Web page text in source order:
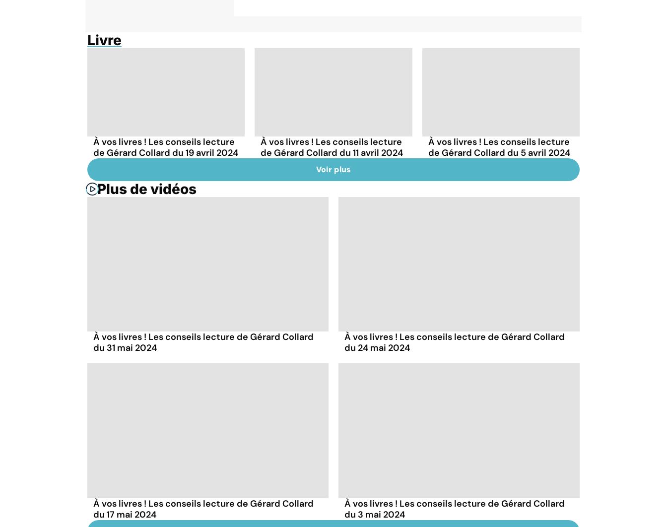
Livre
À vos livres ! Les conseils lecture
de Gérard Collard du 19 avril 2024
À vos livres ! Les conseils lecture
de Gérard Collard du 11 avril 2024
À vos livres ! Les conseils lecture
de Gérard Collard du 5 avril 2024
Voir plus
Plus de vidéos
À vos livres ! Les conseils lecture de Gérard Collard
du 31 mai 2024
À vos livres ! Les conseils lecture de Gérard Collard
du 24 mai 2024
À vos livres ! Les conseils lecture de Gérard Collard
du 17 mai 2024
À vos livres ! Les conseils lecture de Gérard Collard
du 3 mai 2024